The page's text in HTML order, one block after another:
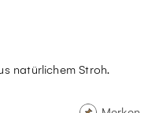
natürlichem Stroh.